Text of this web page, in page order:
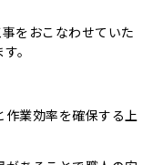
をおこなわせていた
。
業効率を確保する上